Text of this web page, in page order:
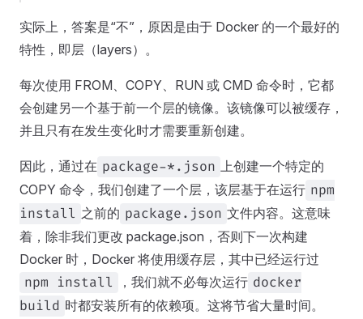
实际上，答案是“不”，原因是由于 Docker 的一个最好的
特性，即层（layers）。
每次使用 FROM、COPY、RUN 或 CMD 命令时，它都
会创建另一个基于前一个层的镜像。该镜像可以被缓存，
并且只有在发生变化时才需要重新创建。
因此，通过在 package-*.json
上创建一个特定的
COPY 命令，我们创建了一个层，该层基于在运行 npm
install 之前的 package.json 文件内容。这意味
着，除非我们更改 package.json，否则下一次构建
Docker 时，Docker 将使用缓存层，其中已经运行过
npm install
，我们就不必每次运行 docker
build 时都安装所有的依赖项。这将节省大量时间。